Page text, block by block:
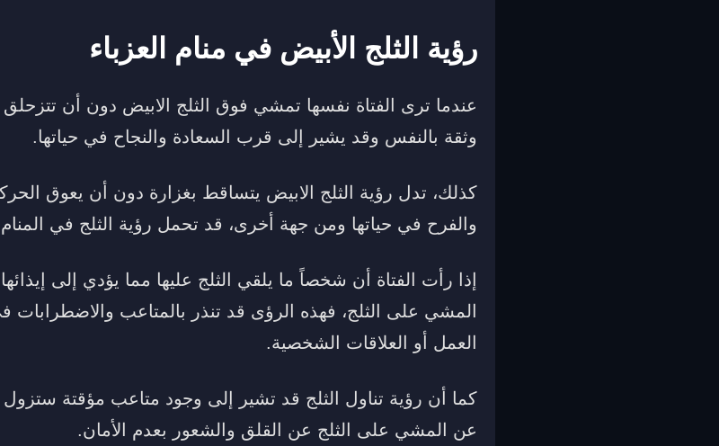
رؤية الثلج الأبيض في منام العزباء
عندما ترى الفتاة نفسها تمشي فوق الثلج الابيض دون أن
وثقة بالنفس وقد يشير إلى قرب السعادة والنجاح في حياتها.
كذلك، تدل رؤية الثلج الابيض يتساقط بغزارة دون أن يعوق
والفرح في حياتها ومن جهة أخرى، قد تحمل رؤية الثلج في
إذا رأت الفتاة أن شخصاً ما يلقي الثلج عليها مما يؤدي إلى
المشي على الثلج، فهذه الرؤى قد تنذر بالمتاعب
العمل أو العلاقات الشخصية.
كما أن رؤية تناول الثلج قد تشير إلى وجود متاعب مؤقتة ستزول
عن المشي على الثلج عن القلق والشعور بعدم الأمان.